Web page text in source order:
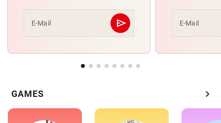
E-Mail send
Abschicken E-Mail
GAMES chevron_right